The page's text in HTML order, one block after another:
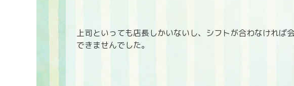
上司といっても店長しかいないし、シフトが合わなければ
できませんでした。